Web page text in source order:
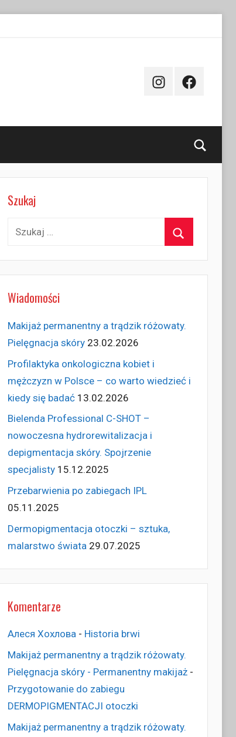
InstagramFacebook
Szukaj
Szukaj:
Wiadomości
Makijaż permanentny a trądzik różowaty.
Pielęgnacja skóry 23.02.2026
Profilaktyka onkologiczna kobiet i
mężczyzn w Polsce – co warto wiedzieć i
kiedy się badać 13.02.2026
Bielenda Professional C-SHOT –
nowoczesna hydrorewitalizacja i
depigmentacja skóry. Spojrzenie
specjalisty 15.12.2025
Przebarwienia po zabiegach IPL
05.11.2025
Dermopigmentacja otoczki – sztuka,
malarstwo świata 29.07.2025
Komentarze
Алеся Хохлова- Historia brwi
Makijaż permanentny a trądzik różowaty.
Pielęgnacja skóry - Permanentny makijaż-
Przygotowanie do zabiegu
DERMOPIGMENTACJI otoczki
Makijaż permanentny a trądzik różowaty.